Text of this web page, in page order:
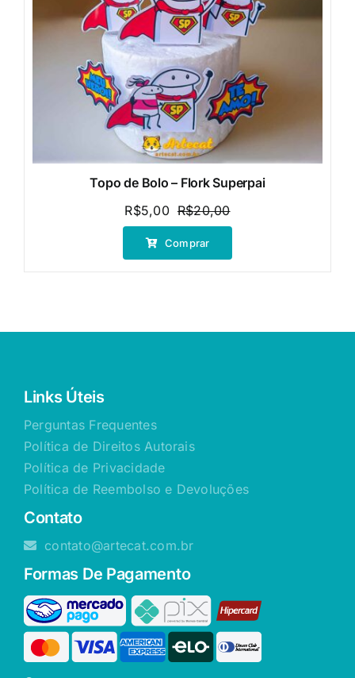
Topo de Bolo – Flork Superpai
R$20,00O
preço
era:
R$5,00
O
preço
é:
Comprar
Links Úteis
Perguntas Frequentes
Política de Direitos Autorais
Política de Privacidade
Política de Reembolso e Devoluções
Contato
contato@artecat.com.br
Formas De Pagamento